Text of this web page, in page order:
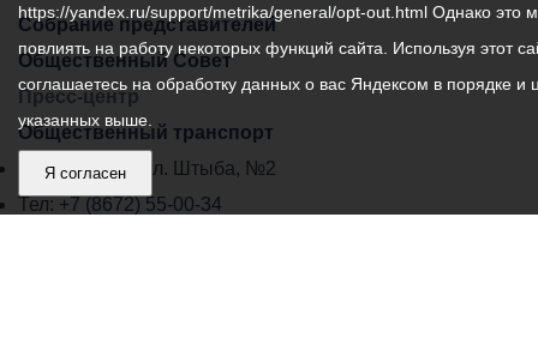
Собрание представителей
Общественный Совет
Пресс-центр
Общественный транспорт
Владикавказ, пл. Штыба, №2
Тел: +7 (8672) 55-00-34
https://yandex.ru/support/metrika/general/opt-out.html Однако это
повлиять на работу некоторых функций сайта. Используя этот
соглашаетесь на обработку данных о вас Яндексом в порядке и
указанных выше.
Я согласен